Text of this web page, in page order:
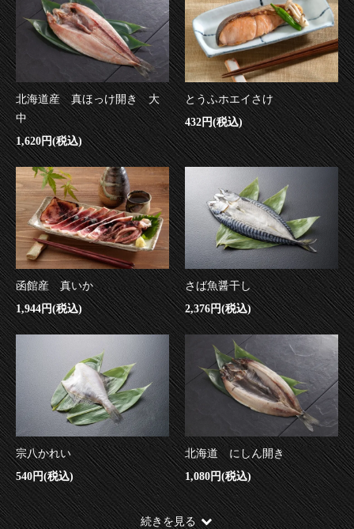
北海道産 真ほっけ開き 大
中
1,620円(税込)
とうふホエイさけ
432円(税込)
函館産 真いか
1,944円(税込)
さば魚醤干し
2,376円(税込)
宗八かれい
540円(税込)
北海道 にしん開き
1,080円(税込)
続きを見る